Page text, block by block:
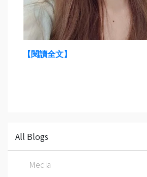
【閱讀全文】
All Blogs
Media